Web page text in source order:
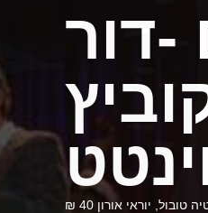
-דור
יוראי אורון 40 ₪